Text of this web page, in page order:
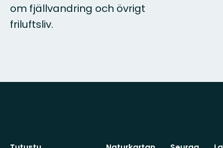
om fjällvandring och övrigt
friluftsliv.